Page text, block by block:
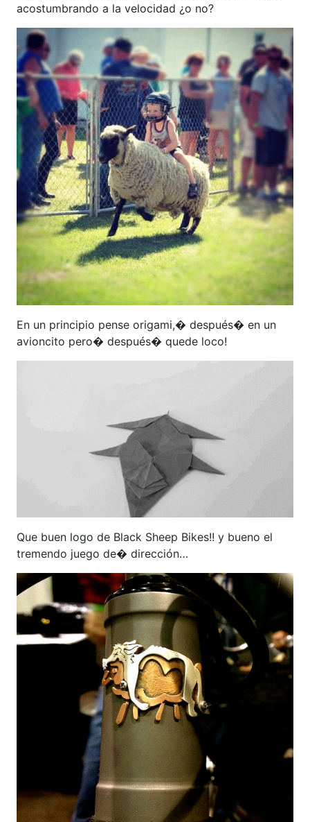
acostumbrando a la velocidad ¿o no?
En un principio pense origami,� después� en un
avioncito pero� después� quede loco!
Que buen logo de Black Sheep Bikes!! y bueno el
tremendo juego de� dirección…